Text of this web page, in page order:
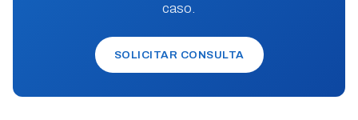
caso.
SOLICITAR CONSULTA